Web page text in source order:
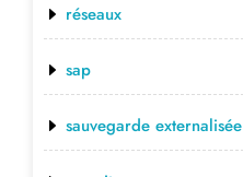
réseaux
sap
sauvegarde externalisée